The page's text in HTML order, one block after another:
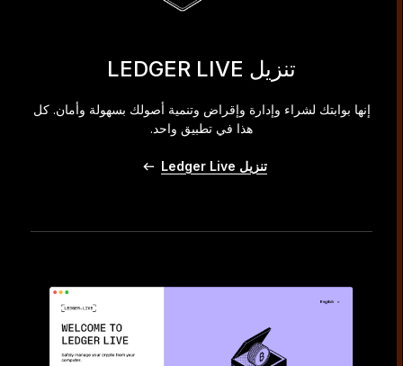
تنزيل LEDGER LIVE
إنها بوابتك لشراء وإدارة وإقراض وتنمية أصولك بسهولة وأمان. كل
هذا في تطبيق واحد.
تنزيل Ledger Live